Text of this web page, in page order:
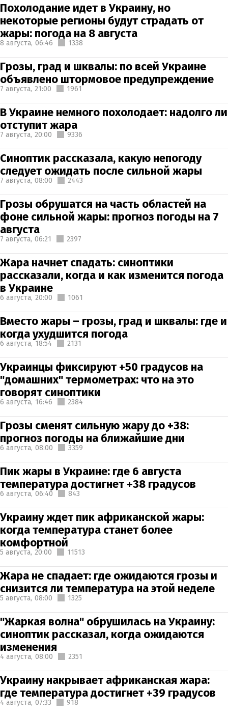
Похолодание идет в Украину, но
некоторые регионы будут страдать от
жары: погода на 8 августа
8 августа, 06:46 1338
Грозы, град и шквалы: по всей Украине
объявлено штормовое предупреждение
7 августа, 21:00 1961
В Украине немного похолодает: надолго ли
отступит жара
7 августа, 20:00 9336
Синоптик рассказала, какую непогоду
следует ожидать после сильной жары
7 августа, 08:00 2443
Грозы обрушатся на часть областей на
фоне сильной жары: прогноз погоды на 7
августа
7 августа, 06:21 2397
Жара начнет спадать: синоптики
рассказали, когда и как изменится погода
в Украине
6 августа, 20:00 1061
Вместо жары – грозы, град и шквалы: где и
когда ухудшится погода
6 августа, 18:54 2131
Украинцы фиксируют +50 градусов на
"домашних" термометрах: что на это
говорят синоптики
6 августа, 16:46 2384
Грозы сменят сильную жару до +38:
прогноз погоды на ближайшие дни
6 августа, 08:00 3359
Пик жары в Украине: где 6 августа
температура достигнет +38 градусов
6 августа, 06:40 843
Украину ждет пик африканской жары:
когда температура станет более
комфортной
5 августа, 20:00 11513
Жара не спадает: где ожидаются грозы и
снизится ли температура на этой неделе
5 августа, 08:00 1325
"Жаркая волна" обрушилась на Украину:
синоптик рассказал, когда ожидаются
изменения
4 августа, 08:00 2351
Украину накрывает африканская жара:
где температура достигнет +39 градусов
4 августа, 07:33 918